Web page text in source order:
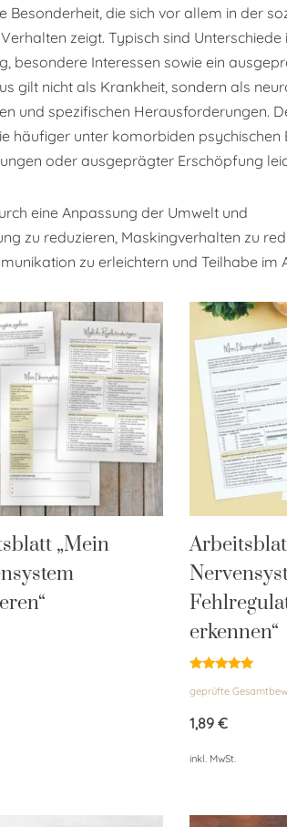
die sich vor allem in der
zeigt. Typisch sind Unterschiede
besondere Interessen sowie ein
gilt nicht als Krankheit, sondern als
und spezifischen Herausforderungen.
häufiger unter komorbiden psychischen
oder ausgeprägter Erschöpfung
eine Anpassung der Umwelt und
zu reduzieren, Maskingverhalten zu
zu erleichtern und Teilhabe im
„Mein
erkennen“
mit
von 5
geprüfte
1,89 €
inkl. MwSt.